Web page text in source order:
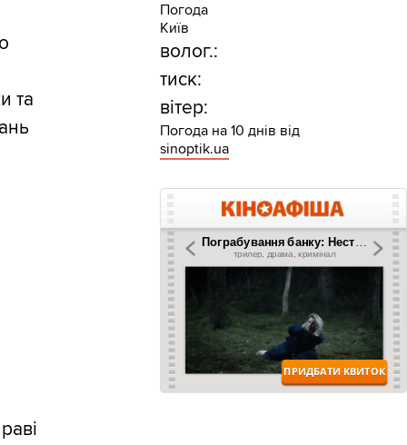
та
Погода
Київ
волог.:
тиск:
вітер:
Погода на 10 днів від
sinoptik.ua